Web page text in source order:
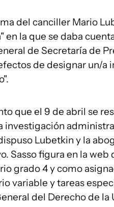
del canciller Mario
en la que se daba
de Secretaría de
de designar un/
que el 9 de abril se
investigación
Lubetkin y la
Sasso figura en la
grado 4 y como
variable y tareas
del Derecho de